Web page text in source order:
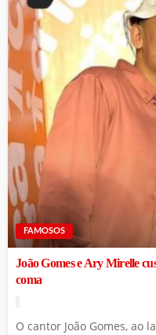
FAMOSOS
João Gomes e Ary Mirelle
coma
O cantor João Gomes, ao